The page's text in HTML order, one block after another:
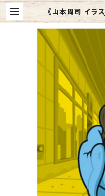
《山本周司 イラ
-3／ ふとん